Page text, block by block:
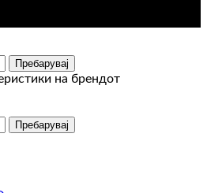
Пребарувај
на брендот
Пребарувај